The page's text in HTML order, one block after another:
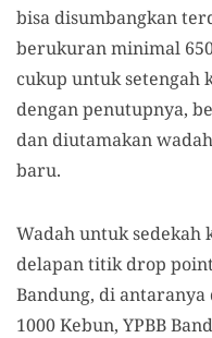
bisa disumbangkan
berukuran minimal
cukup untuk setengah
dengan penutupnya,
dan diutamakan
baru.
Wadah untuk
delapan titik drop
Bandung, di
1000 Kebun, YPBB